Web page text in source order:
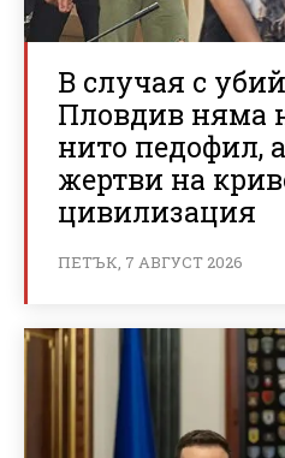
В случая с
Пловдив няма
нито педофил,
жертви на
цивилизация
ПЕТЪК, 7 АВГУСТ 2026